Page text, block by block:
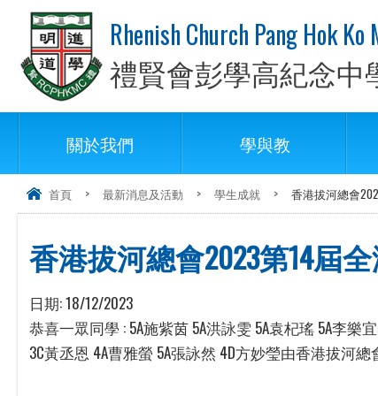
Rhenish Church Pang Hok
禮賢會彭學高紀念中
關於我們 學與教
首頁 > 最新消息及活動 > 學生成就 > 香港拔河總會
香港拔河總會2023第14屆
日期:18/12/2023
恭喜一眾同學 : 5A施紫茵 5A洪詠雯 5A袁杞瑤 5A李
3C黃丞恩 4A曹雅螢 5A張詠然 4D方妙瑩由香港拔河